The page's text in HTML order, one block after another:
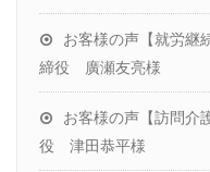
お客様の声【就労
締役 廣瀬友亮様
お客様の声【訪問
役 津田恭平様